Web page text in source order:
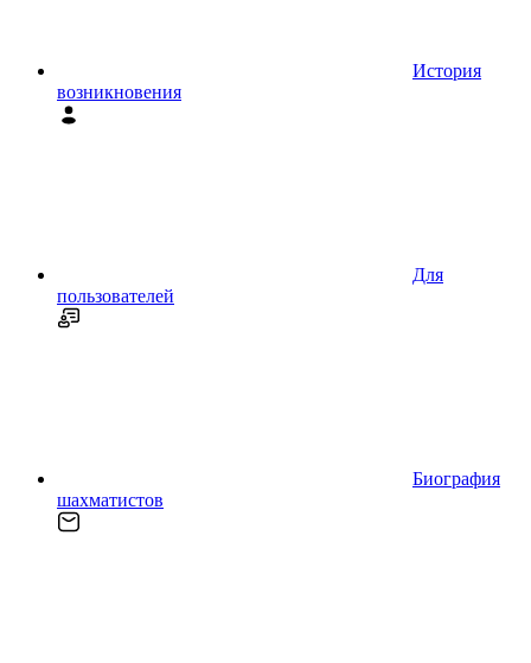
История
возникновения
Для
пользователей
Биография
шахматистов